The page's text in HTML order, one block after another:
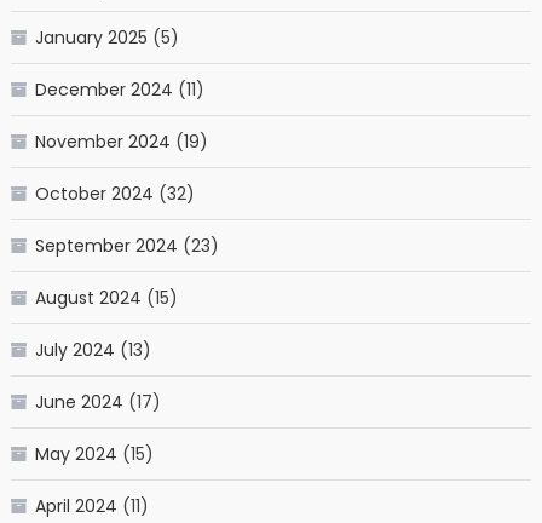
January 2025 (5)
December 2024 (11)
November 2024 (19)
October 2024 (32)
September 2024 (23)
August 2024 (15)
July 2024 (13)
June 2024 (17)
May 2024 (15)
April 2024 (11)